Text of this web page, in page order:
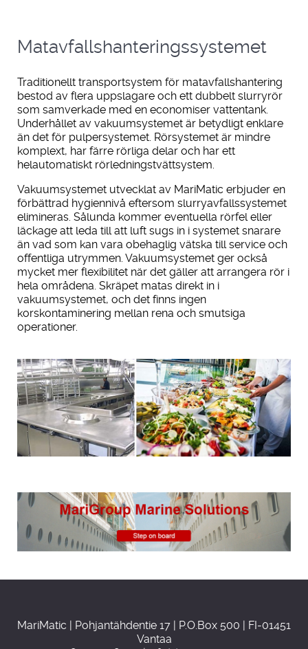
Matavfallshanteringssystemet
Traditionellt transportsystem för matavfallshantering
bestod av flera uppslagare och ett dubbelt slurryrör
som samverkade med en economiser vattentank.
Underhållet av vakuumsystemet är betydligt enklare
än det för pulpersystemet. Rörsystemet är mindre
komplext, har färre rörliga delar och har ett
helautomatiskt rörledningstvättsystem.
Vakuumsystemet utvecklat av MariMatic erbjuder en
förbättrad hygiennivå eftersom slurryavfallssystemet
elimineras. Sålunda kommer eventuella rörfel eller
läckage att leda till att luft sugs in i systemet snarare
än vad som kan vara obehaglig vätska till service och
offentliga utrymmen. Vakuumsystemet ger också
mycket mer flexibilitet när det gäller att arrangera rör i
hela områdena. Skräpet matas direkt in i
vakuumsystemet, och det finns ingen
korskontaminering mellan rena och smutsiga
operationer.
MariMatic | Pohjantähdentie 17 | P.O.Box 500 | FI-01451
Vantaa